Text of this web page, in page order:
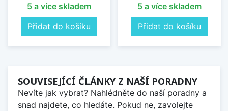
5 a více skladem
Přidat do košíku
5 a více skladem
Přidat do košíku
SOUVISEJÍCÍ ČLÁNKY Z NAŠÍ PORADNY
Nevíte jak vybrat? Nahlédněte do naší poradny a
snad najdete, co hledáte. Pokud ne, zavolejte